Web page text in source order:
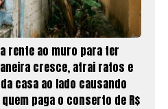
rente ao muro para ter
cresce, atrai ratos e
casa ao lado causando
paga o conserto de R$